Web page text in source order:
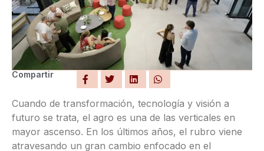
Compartir
Cuando de transformación, tecnología y visión a
futuro se trata, el agro es una de las verticales en
mayor ascenso. En los últimos años, el rubro viene
atravesando un gran cambio enfocado en el